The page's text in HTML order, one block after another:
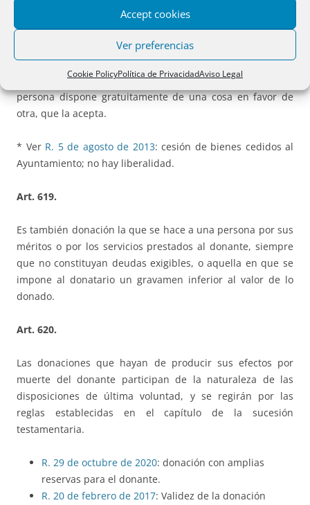
Accept cookies
Ver preferencias
Cookie PolicyPolítica de PrivacidadAviso Legal
De la naturaleza de las donaciones
La donación es un acto de liberalidad por el cual una
persona dispone gratuitamente de una cosa en favor de
otra, que la acepta.
* Ver R. 5 de agosto de 2013: cesión de bienes cedidos al
Ayuntamiento; no hay liberalidad.
Art. 619.
Es también donación la que se hace a una persona por sus
méritos o por los servicios prestados al donante, siempre
que no constituyan deudas exigibles, o aquella en que se
impone al donatario un gravamen inferior al valor de lo
donado.
Art. 620.
Las donaciones que hayan de producir sus efectos por
muerte del donante participan de la naturaleza de las
disposiciones de última voluntad, y se regirán por las
reglas establecidas en el capítulo de la sucesión
testamentaria.
R. 29 de octubre de 2020: donación con amplias
reservas para el donante.
R. 20 de febrero de 2017: Validez de la donación